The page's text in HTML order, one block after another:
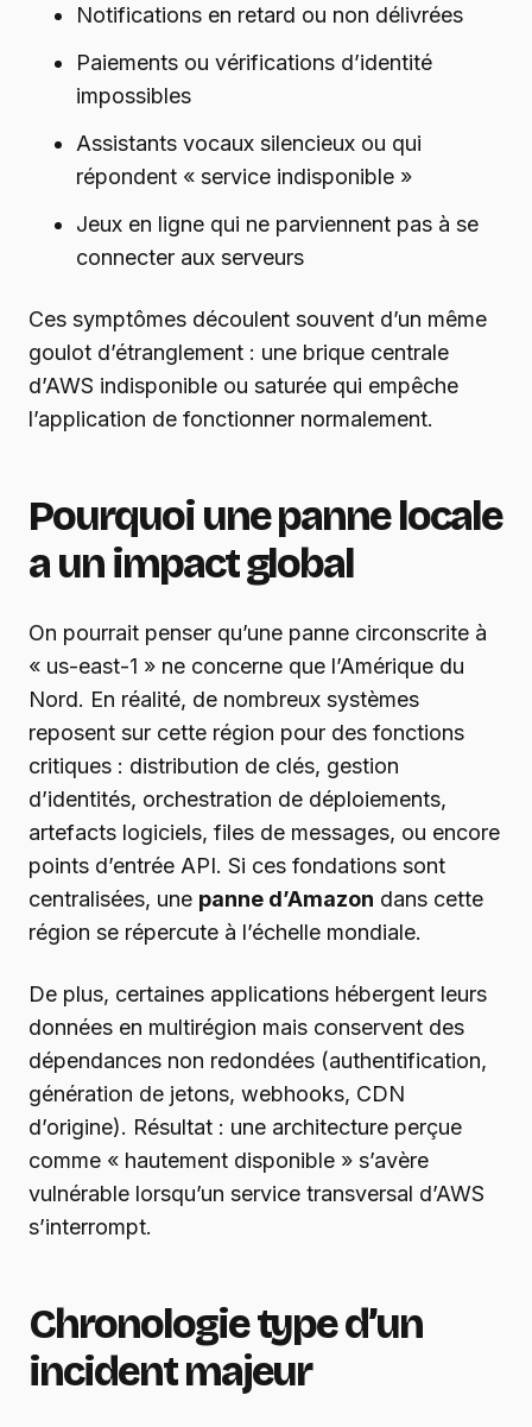
Notifications en retard ou non délivrées
Paiements ou vérifications d’identité
impossibles
Assistants vocaux silencieux ou qui
répondent « service indisponible »
Jeux en ligne qui ne parviennent pas à se
connecter aux serveurs
Ces symptômes découlent souvent d’un même
goulot d’étranglement : une brique centrale
d’AWS indisponible ou saturée qui empêche
l’application de fonctionner normalement.
Pourquoi une panne locale
a un impact global
On pourrait penser qu’une panne circonscrite à
« us-east-1 » ne concerne que l’Amérique du
Nord. En réalité, de nombreux systèmes
reposent sur cette région pour des fonctions
critiques : distribution de clés, gestion
d’identités, orchestration de déploiements,
artefacts logiciels, files de messages, ou encore
points d’entrée API. Si ces fondations sont
centralisées, une panne d’Amazon dans cette
région se répercute à l’échelle mondiale.
De plus, certaines applications hébergent leurs
données en multirégion mais conservent des
dépendances non redondées (authentification,
génération de jetons, webhooks, CDN
d’origine). Résultat : une architecture perçue
comme « hautement disponible » s’avère
vulnérable lorsqu’un service transversal d’AWS
s’interrompt.
Chronologie type d’un
incident majeur